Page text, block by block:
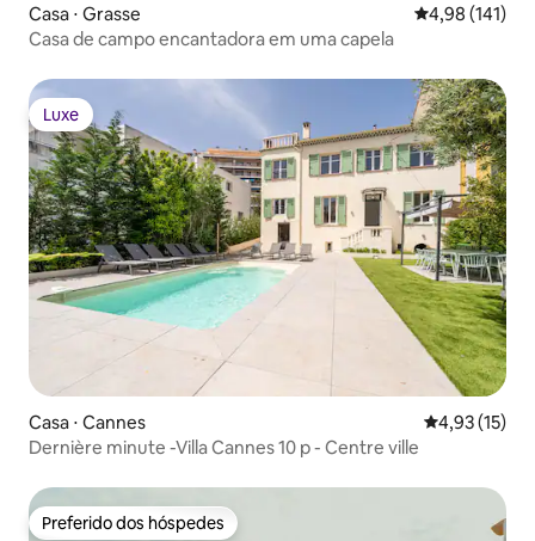
Casa ⋅ Grasse 4,98 de uma
4,98 (141)
Casa de campo encantadora em uma capela
Luxe
Luxe
Casa ⋅ Cannes 4,93 de uma
4,93 (15)
Dernière minute -Villa Cannes 10 p - Centre ville
Preferido dos hóspedes
Preferido dos hóspedes